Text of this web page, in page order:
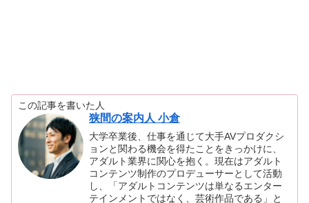
この記事を書いた人
狭間の案内人 小倉
大学卒業後、仕事を通じて大手AVプロダクシ
ョンと関わる機会を得たことをきっかけに、
アダルト業界に関心を抱く。現在はアダルト
コンテンツ制作のプロデューサーとして活動
し、「アダルトコンテンツは単なるエンター
テインメントではなく、芸術作品である」と